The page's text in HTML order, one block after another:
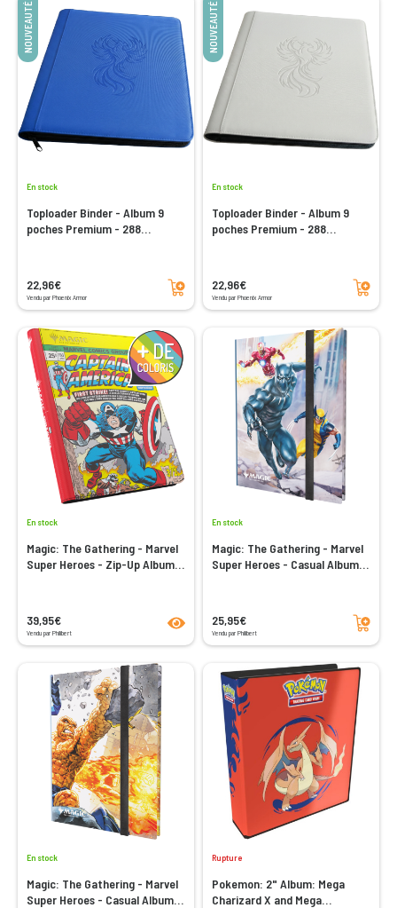
NOUVEAUTÉ
En stock
Toploader Binder - Album 9
poches Premium - 288
22,96€
Vendu par Phoenix Armor
Ajouter au panier
NOUVEAUTÉ
En stock
Toploader Binder - Album 9
poches Premium - 288
22,96€
Vendu par Phoenix Armor
Ajouter au panier
En stock
Magic: The Gathering - Marvel
Super Heroes - Zip-Up Album
39,95€
Vendu par Philibert
En stock
Magic: The Gathering - Marvel
Super Heroes - Casual Album
25,95€
Vendu par Philibert
Ajouter au panier
En stock
Magic: The Gathering - Marvel
Super Heroes - Casual Album
Rupture
Pokemon: 2" Album: Mega
Charizard X and Mega